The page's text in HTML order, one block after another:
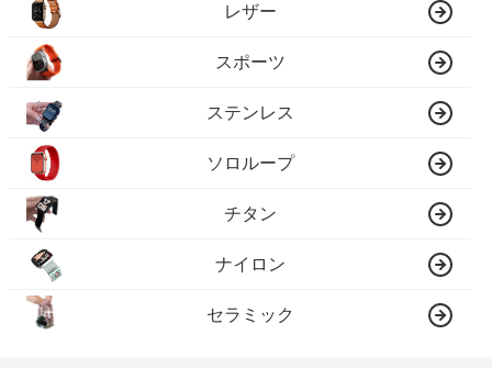
レザー
スポーツ
ステンレス
ソロループ
チタン
ナイロン
セラミック